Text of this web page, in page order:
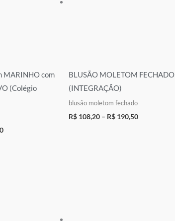
MARINHO com
(Colégio
BLUSÃO MOLETOM FECHADO
(INTEGRAÇÃO)
blusão moletom fechado
R$108,20– R$190,50